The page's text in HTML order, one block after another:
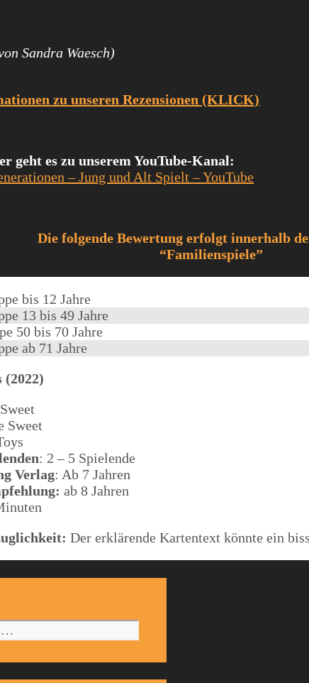
Sandra Waesch)
zu unseren Rezensionen (KLICK)
geht es zu unserem YouTube-Kanal:
– Jung und Alt Spielt – YouTube
Die folgende Bewertung erfolgt innerhalb
“Familienspiele”
bis 12 Jahre
13 bis 49 Jahre
50 bis 70 Jahre
ab 71 Jahre
(2022)
Sweet
: 2 – 5 Spielende
Verlag: Ab 7 Jahren
ab 8 Jahren
Der erklärende Kartentext könnte ein